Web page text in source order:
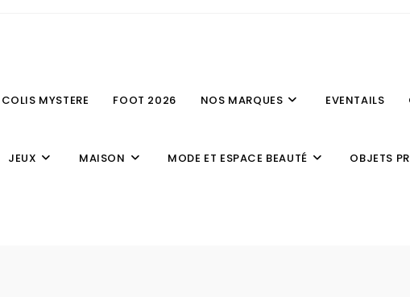
COLIS MYSTERE FOOT 2026 NOS MARQUES EVENTAILS
JEUX MAISON MODE ET ESPACE BEAUTÉ OBJETS